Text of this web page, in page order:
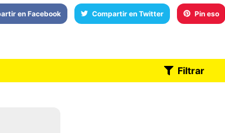
en Facebook Compartir en Twitter Pin eso
Filtrar